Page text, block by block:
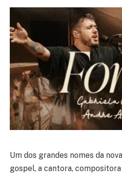
Um dos grandes nomes da
gospel, a cantora,